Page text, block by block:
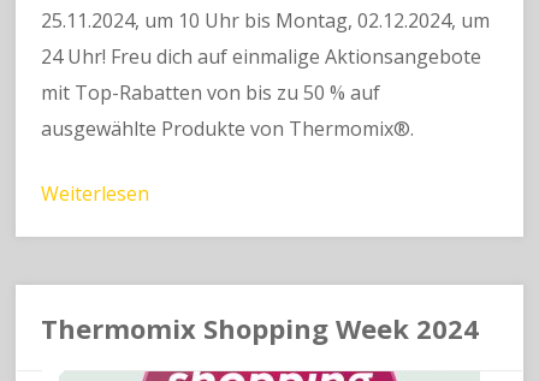
25.11.2024, um 10 Uhr bis Montag, 02.12.2024, um
24 Uhr! Freu dich auf einmalige Aktionsangebote
mit Top-Rabatten von bis zu 50 % auf
ausgewählte Produkte von Thermomix®.
Weiterlesen
Thermomix Shopping Week 2024